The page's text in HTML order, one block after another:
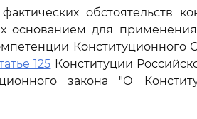
обстоятельств
основанием для
Конституционного
125 Конституции
закона "О